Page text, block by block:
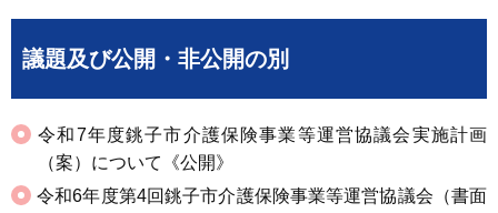
議題及び公開・非公開の別
令和7年度銚子市介護保険事業等運営協議会実施計画
（案）について《公開》
令和6年度第4回銚子市介護保険事業等運営協議会（書面